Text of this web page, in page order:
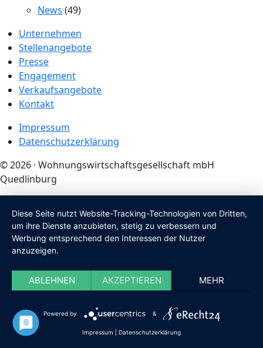
News (49)
Unternehmen
Stellenangebote
Presse
Engagement
Verkaufsangebote
Kontakt
Impressum
Datenschutzerklärung
© 2026 · Wohnungswirtschaftsgesellschaft mbH
Quedlinburg
Diese Seite nutzt Website-Tracking-Technologien von Dritten,
um ihre Dienste anzubieten, stetig zu verbessern und
Werbung entsprechend den Interessen der Nutzer
anzuzeigen.
ABLEHNEN AKZEPTIEREN MEHR
Powered by &
Impressum Datenschutzerklärung